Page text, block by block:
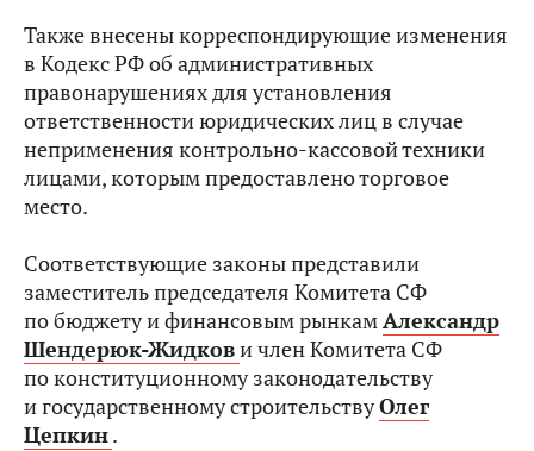
Также внесены корреспондирующие изменения
в Кодекс РФ об административных
правонарушениях для установления
ответственности юридических лиц в случае
неприменения контрольно-кассовой техники
лицами, которым предоставлено торговое
место.
Соответствующие законы представили
заместитель председателя Комитета СФ
по бюджету и финансовым рынкамАлександр
Шендерюк-Жидкови член Комитета СФ
по конституционному законодательству
и государственному строительствуОлег
Цепкин.